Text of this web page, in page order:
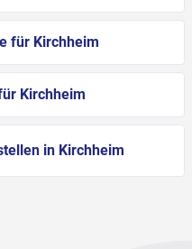
für Kirchheim
Kirchheim
in Kirchheim